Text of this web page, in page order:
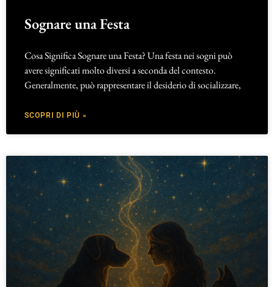
Sognare una Festa
Cosa Significa Sognare una Festa? Una festa nei sogni può
avere significati molto diversi a seconda del contesto.
Generalmente, può rappresentare il desiderio di socializzare,
SCOPRI DI PIÙ »